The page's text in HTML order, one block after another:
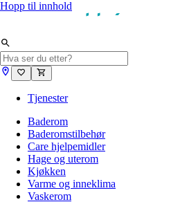
Hopp til innhold
Tjenester
Baderom
Baderomstilbehør
Care hjelpemidler
Hage og uterom
Kjøkken
Varme og inneklima
Vaskerom